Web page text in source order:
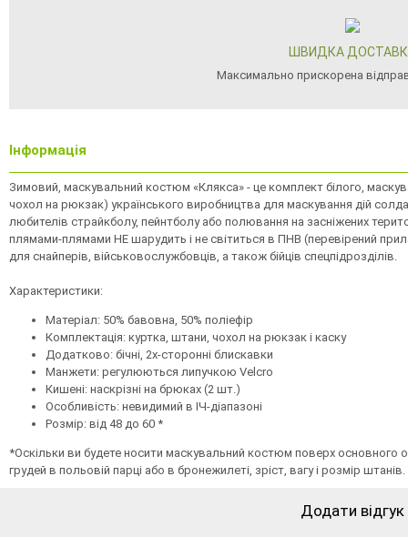
ШВИДКА
Максимально прискорена
Інформація
Зимовий, маскувальний костюм «Клякса» - це комплект білого,
чохол на рюкзак) українського виробництва для маскування дій
любителів страйкболу, пейнтболу або полювання на засніжених
плямами-плямами НЕ шарудить і не світиться в ПНВ (перевірений
для снайперів, військовослужбовців, а також бійців спецпідрозділів.
Характеристики:
Матеріал: 50% бавовна, 50% поліефір
Комплектація: куртка, штани, чохол на рюкзак і каску
Додатково: бічні, 2х-сторонні блискавки
Манжети: регулюються липучкою Velcro
Кишені: наскрізні на брюках (2 шт.)
Особливість: невидимий в ІЧ-діапазоні
Розмір: від 48 до 60 *
*Оскільки ви будете носити маскувальний костюм поверх основного
грудей в польовій парці або в бронежилеті, зріст, вагу і розмір штанів.
Додати відгук